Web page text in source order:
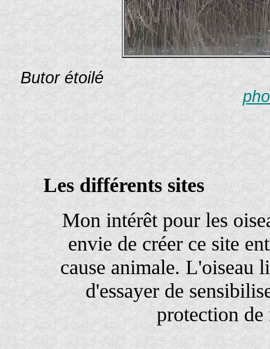
Butor étoilé
Les différents sites
Mon intérêt pour les
envie de créer ce site
cause animale. L'oiseau
d'essayer de
protection de